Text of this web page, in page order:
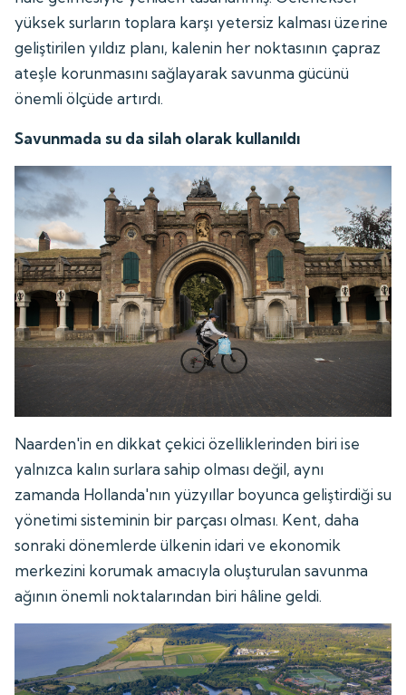
yüksek surların toplara karşı yetersiz kalması üzerine
geliştirilen yıldız planı, kalenin her noktasının çapraz
ateşle korunmasını sağlayarak savunma gücünü
önemli ölçüde artırdı.
Savunmada su da silah olarak kullanıldı
Naarden'in en dikkat çekici özelliklerinden biri ise
yalnızca kalın surlara sahip olması değil, aynı
zamanda Hollanda'nın yüzyıllar boyunca geliştirdiği su
yönetimi sisteminin bir parçası olması. Kent, daha
sonraki dönemlerde ülkenin idari ve ekonomik
merkezini korumak amacıyla oluşturulan savunma
ağının önemli noktalarından biri hâline geldi.